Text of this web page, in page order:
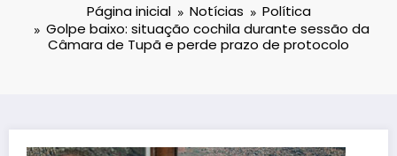
Página inicial Notícias
Política
Golpe baixo: situação cochila durante sessão da
Câmara de Tupã e perde prazo de protocolo